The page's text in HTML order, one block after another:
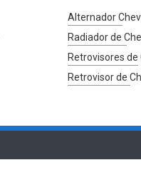
Alternador
Radiador de
Retrovisores de
Retrovisor de